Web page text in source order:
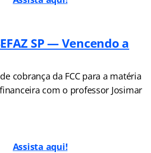
SP — Vencendo a
cobrança da FCC para a matéria
com o professor Josimar
Assista aqui!